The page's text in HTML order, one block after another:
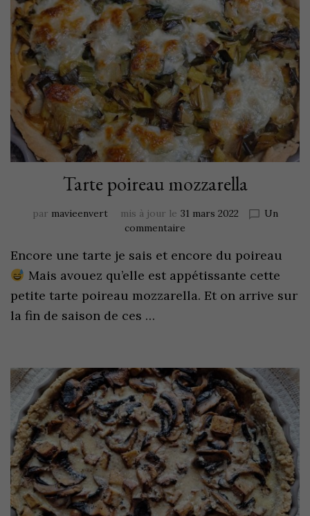
Tarte poireau mozzarella
par mavieenvert mis à jour le 31 mars 2022
Un
commentaire
Encore une tarte je sais et encore du poireau
Mais avouez qu’elle est appétissante cette
petite tarte poireau mozzarella. Et on arrive sur
la fin de saison de ces …